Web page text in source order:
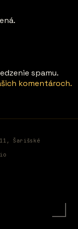
spamu.
komentároch.
Šarišské